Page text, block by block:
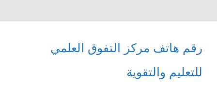
رقم هاتف مركز التفوق العلمي
للتعليم والتقوية